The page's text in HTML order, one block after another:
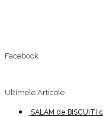
Facebook
Ultimele Articole
SALAM de BISCUITI